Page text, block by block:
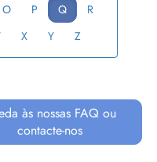
O P Q
R
X Y Z
às nossas FAQ ou
contacte-nos